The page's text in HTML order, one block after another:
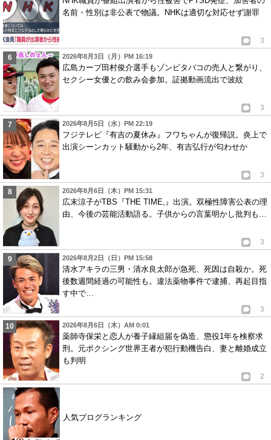
名前・性別は非公表で物議。NHKは適切な対応せず謝罪
3
2026年8月3日（月）PM 16:19
広島カープ田村俊介選手もゾンビタバコの売人と繋がり、
セクシー女優との飲み会参加。証拠動画流出で波紋
3
2026年8月5日（水）PM 22:19
フジテレビ『有吉の夏休み』フワちゃんが復帰説。炎上で
出演シーンカット騒動から2年、有吉弘行が匂わせか
3
2026年8月6日（木）PM 15:31
広末涼子がTBS『THE TIME,』出演。双極性障害公表の理
由、今後の芸能活動語る。子供からの言葉明かし批判も…
3
2026年8月2日（日）PM 15:58
清水アキラの三男・清水良太郎が急死、死因は自殺か。死
後数週間経過の可能性も。違法薬物事件で逮捕、再起目指
す中で…
3
2026年8月6日（木）AM 0:01
薬師寺保栄と恋人が養子縁組届を偽造、懲役1年を検察求
刑。元ボクシング世界王者が犯行動機告白、妻と離婚成立
も判明
2
人気ブログランキング